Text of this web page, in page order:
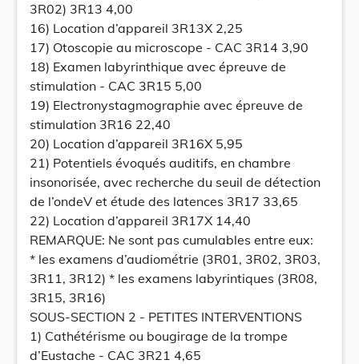
3R02) 3R13 4,00
16) Location d’appareil 3R13X 2,25
17) Otoscopie au microscope - CAC 3R14 3,90
18) Examen labyrinthique avec épreuve de
stimulation - CAC 3R15 5,00
19) Electronystagmographie avec épreuve de
stimulation 3R16 22,40
20) Location d’appareil 3R16X 5,95
21) Potentiels évoqués auditifs, en chambre
insonorisée, avec recherche du seuil de détection
de l’ondeV et étude des latences 3R17 33,65
22) Location d’appareil 3R17X 14,40
REMARQUE: Ne sont pas cumulables entre eux:
* les examens d’audiométrie (3R01, 3R02, 3R03,
3R11, 3R12) * les examens labyrintiques (3R08,
3R15, 3R16)
SOUS-SECTION 2 - PETITES INTERVENTIONS
1) Cathétérisme ou bougirage de la trompe
d’Eustache - CAC 3R21 4,65